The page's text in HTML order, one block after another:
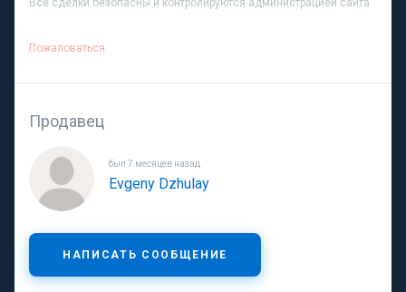
Все сделки безопасны и контролируются администрацией сайта
Пожаловаться
Продавец
был 7 месяцев назад
Evgeny Dzhulay
НАПИСАТЬ СООБЩЕНИЕ